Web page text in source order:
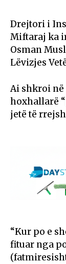
Drejtori i
Miftaraj ka
Osman
Lëvizjes
Ai shkroi në
hoxhallarë
jetë të
“Kur po e
fituar nga